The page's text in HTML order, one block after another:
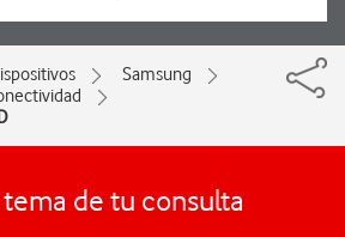
Samsung
de tu consulta